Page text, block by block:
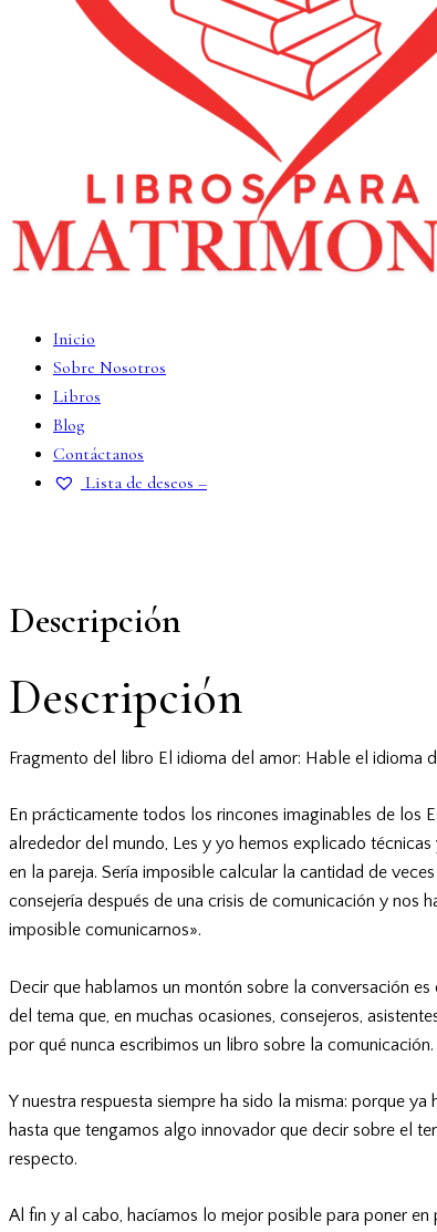
Inicio
Sobre Nosotros
Libros
Blog
Contáctanos
Lista de deseos –
Descripción
Descripción
Fragmento del libro El idioma del amor: Hable el idioma
En prácticamente todos los rincones imaginables de los
alrededor del mundo, Les y yo hemos explicado
en la pareja. Sería imposible calcular la cantidad de
consejería después de una crisis de comunicación y nos
imposible comunicarnos».
Decir que hablamos un montón sobre la conversación
del tema que, en muchas ocasiones, consejeros,
por qué nunca escribimos un libro sobre la comunicación.
Y nuestra respuesta siempre ha sido la misma: porque
hasta que tengamos algo innovador que decir sobre el
respecto.
Al fin y al cabo, hacíamos lo mejor posible para poner